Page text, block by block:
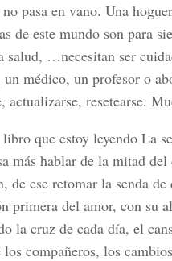
pasa en vano. Una
de este mundo son para
salud, …necesitan ser
médico, un profesor o
actualizarse, resetearse.
que estoy leyendo La
más hablar de la mitad
de ese retomar la senda
primera del amor, con su
la cruz de cada día, el
los compañeros, los